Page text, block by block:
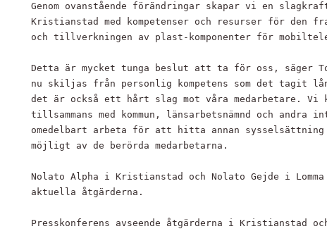
Genom ovanstående förändringar skapar vi en
Kristianstad med kompetenser och resurser för den
och tillverkningen av plast-komponenter för
Detta är mycket tunga beslut att ta för oss, säger
nu skiljas från personlig kompetens som det tagit
det är också ett hårt slag mot våra medarbetare. Vi
tillsammans med kommun, länsarbetsnämnd och andra
omedelbart arbeta för att hitta annan sysselsättning
möjligt av de berörda medarbetarna.
Nolato Alpha i Kristianstad och Nolato Gejde i
aktuella åtgärderna.
Presskonferens avseende åtgärderna i Kristianstad och